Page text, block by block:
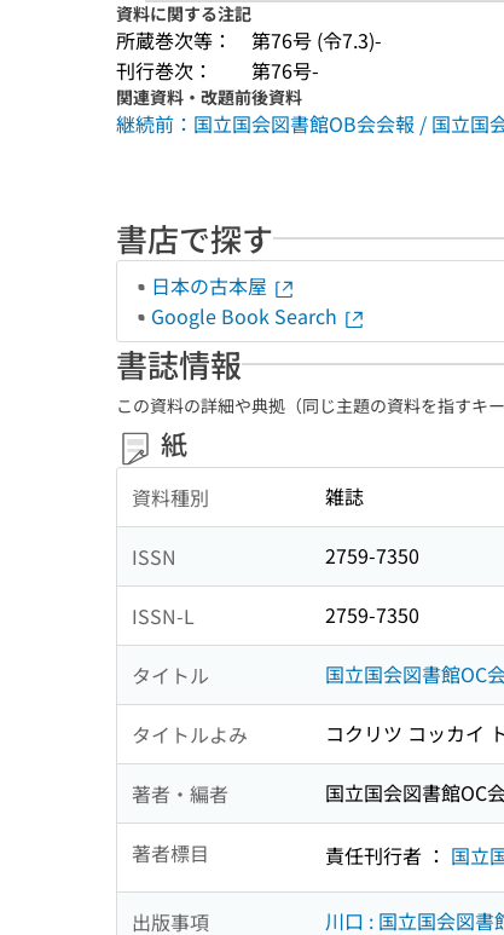
資料に関する注記
所蔵巻次等：
第76号 (令7.3)-
刊行巻次：
第76号-
関連資料・改題前後資料
継続前：国立国会図書館OB会会報 / 国立国
書店で探す
日本の古本屋
Google Book Search
書誌情報
この資料の詳細や典拠（同じ主題の資料を指すキ
紙
資料種別 雑誌
ISSN 2759-7350
ISSN-L 2759-7350
タイトル 国立国会図書館OC
タイトルよみ コクリツ コッカイ
著者・編者 国立国会図書館OC
著者標目 責任刊行者 ： 国立
出版事項 川口 : 国立国会図書